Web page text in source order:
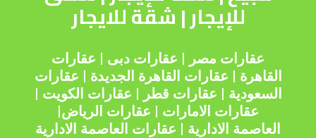
للإيجار|شقة للايجار
عقارات مصر | عقارات دبى | عقارات
القاهرة | عقارات القاهرة الجديدة | عقارات
السعودية | عقارات قطر | عقارات الكويت |
عقارات الامارات | عقارات الرياض|
العاصمة الادارية | عقارات العاصمة الادارية